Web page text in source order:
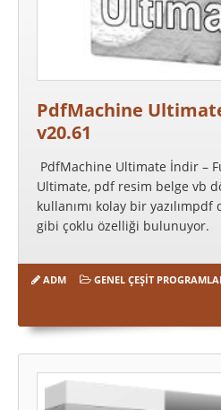
PdfMachine
v20.61
PdfMachine Ultimate İndir –
Ultimate, pdf resim belge vb
kullanımı kolay bir
gibi çoklu özelliği bulunuyor.
ADM GENEL ÇEŞIT